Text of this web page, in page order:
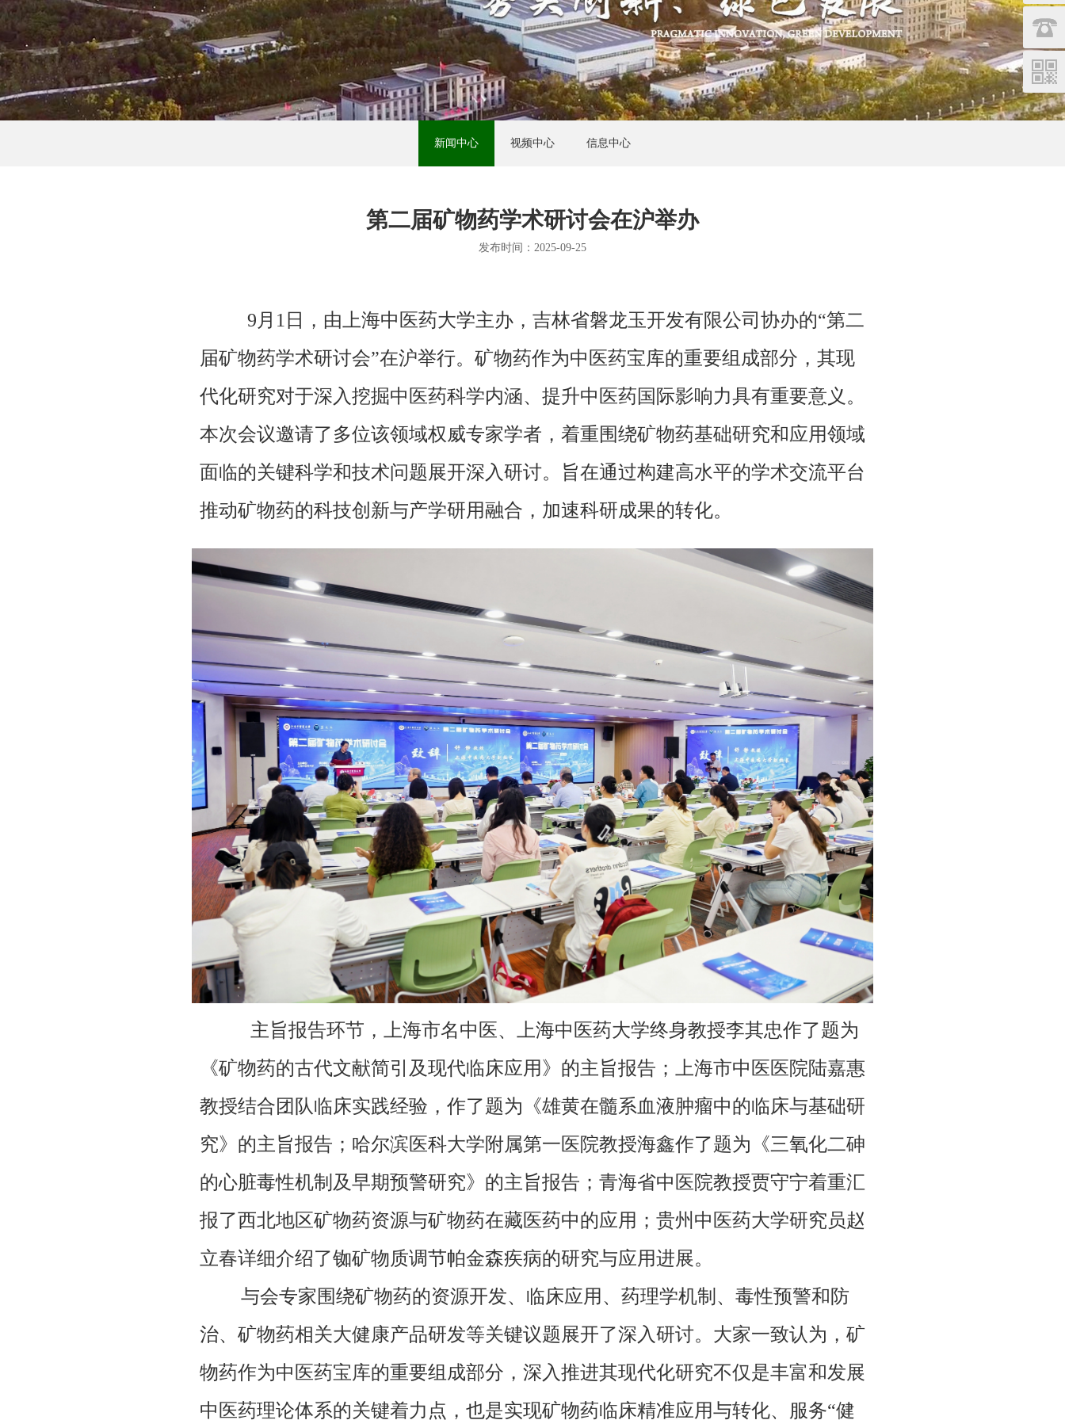
新闻中心 视频中心 信息中心
第二届矿物药学术研讨会在沪举办
发布时间：2025-09-25
9月1日，由上海中医药大学主办，吉林省磐龙玉开发有限公司协办的“第二
届矿物药学术研讨会”在沪举行。矿物药作为中医药宝库的重要组成部分，其现
代化研究对于深入挖掘中医药科学内涵、提升中医药国际影响力具有重要意义。
本次会议邀请了多位该领域权威专家学者，着重围绕矿物药基础研究和应用领域
面临的关键科学和技术问题展开深入研讨。旨在通过构建高水平的学术交流平台
推动矿物药的科技创新与产学研用融合，加速科研成果的转化。
主旨报告环节，上海市名中医、上海中医药大学终身教授李其忠作了题为
《矿物药的古代文献简引及现代临床应用》的主旨报告；上海市中医医院陆嘉惠
教授结合团队临床实践经验，作了题为《雄黄在髓系血液肿瘤中的临床与基础研
究》的主旨报告；哈尔滨医科大学附属第一医院教授海鑫作了题为《三氧化二砷
的心脏毒性机制及早期预警研究》的主旨报告；青海省中医院教授贾守宁着重汇
报了西北地区矿物药资源与矿物药在藏医药中的应用；贵州中医药大学研究员赵
立春详细介绍了铷矿物质调节帕金森疾病的研究与应用进展。
与会专家围绕矿物药的资源开发、临床应用、药理学机制、毒性预警和防
治、矿物药相关大健康产品研发等关键议题展开了深入研讨。大家一致认为，矿
物药作为中医药宝库的重要组成部分，深入推进其现代化研究不仅是丰富和发展
中医药理论体系的关键着力点，也是实现矿物药临床精准应用与转化、服务“健
0432-